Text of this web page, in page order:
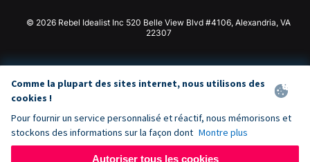
© 2026 Rebel Idealist Inc 520 Belle View Blvd #4106, Alexandria, VA
22307
Comme la plupart des sites internet, nous utilisons des
cookies !
Pour fournir un service personnalisé et réactif, nous mémorisons et
stockons des informations sur la façon dont Montre plus
Autoriser tous les cookies